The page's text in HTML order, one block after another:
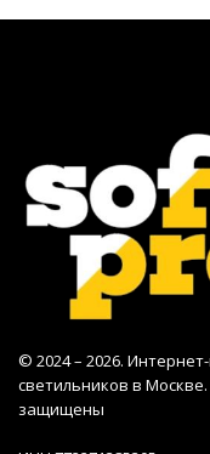
© 2024 – 2026.
светильников в
защищены